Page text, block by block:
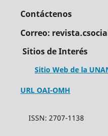
Contáctenos
Correo:
Sitios de Interés
Sitio Web de la
URL OAI-OMH
ISSN: